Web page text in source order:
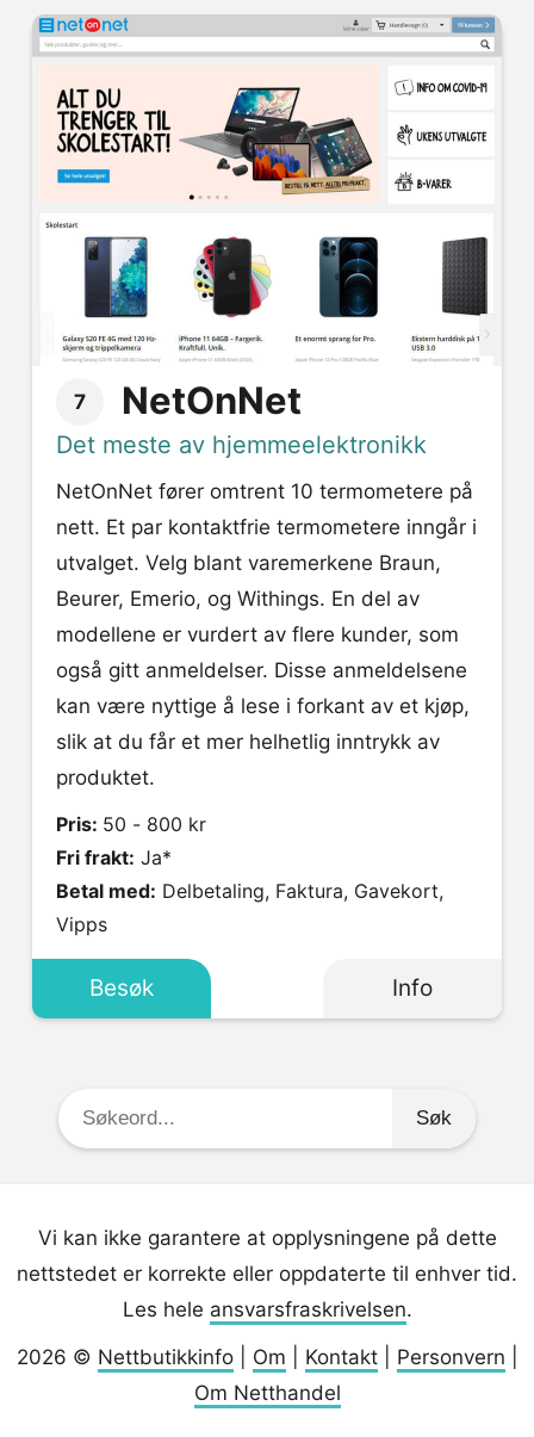
7 NetOnNet
Det meste av hjemmeelektronikk
NetOnNet fører omtrent 10 termometere på
nett. Et par kontaktfrie termometere inngår i
utvalget. Velg blant varemerkene Braun,
Beurer, Emerio, og Withings. En del av
modellene er vurdert av flere kunder, som
også gitt anmeldelser. Disse anmeldelsene
kan være nyttige å lese i forkant av et kjøp,
slik at du får et mer helhetlig inntrykk av
produktet.
Pris: 50 - 800 kr
Fri frakt: Ja*
Betal med:
Vipps
Besøk Info
Søkeord:
Vi kan ikke garantere at opplysningene på dette
nettstedet er korrekte eller oppdaterte til enhver tid.
Les hele ansvarsfraskrivelsen.
2026 © Nettbutikkinfo| Om Kontakt| Personvern
Om Netthandel